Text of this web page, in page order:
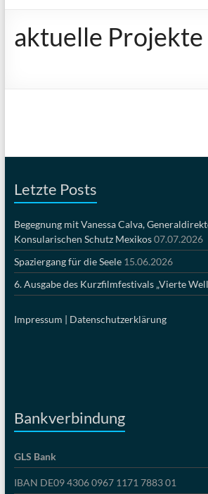
aktuelle Projekte
Letzte Posts
Begegnung mit Vanessa Calva,
Konsularischen Schutz Mexikos07.07.2026
Spaziergang für die Seele 15.06.2026
6. Ausgabe des Kurzfilmfestivals „Vierte
Impressum | Datenschutzerklärung
Bankverbindung
GLS Bank
IBAN DE09 4306 0967 1171 7883 01